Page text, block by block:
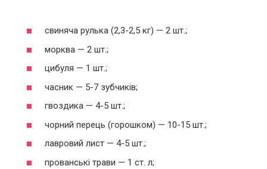
свиняча рулька (2,3-2,5 кг) — 2 шт.;
морква — 2 шт.;
цибуля — 1 шт.;
часник — 5-7 зубчиків;
гвоздика — 4-5 шт.;
чорний перець (горошком) — 10-15 шт.;
лавровий лист — 4-5 шт.;
прованські трави — 1 ст. л;